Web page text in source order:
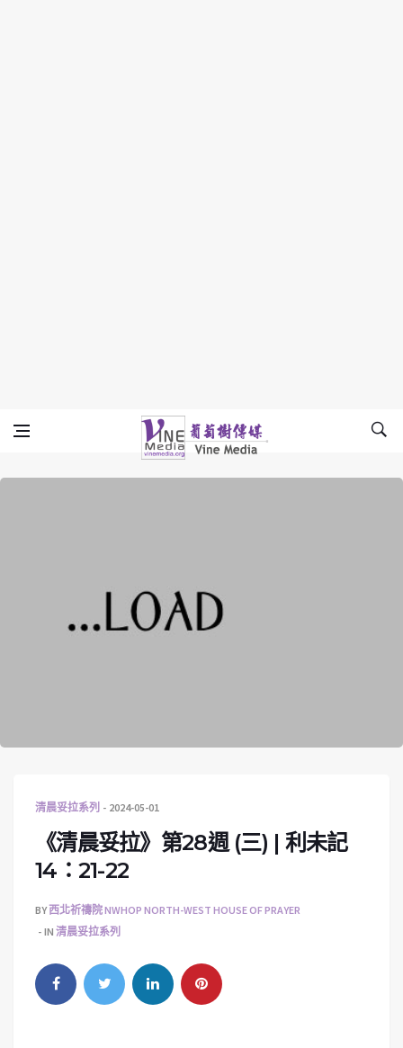
Vine Media
葡萄樹傳媒
清晨妥拉系列 2024-05-01
《清晨妥拉》第28週 (三) | 利未記
14：21-22
BY西北祈禱院 NWHOP NORTH-WEST HOUSE OF PRAYER
IN 清晨妥拉系列